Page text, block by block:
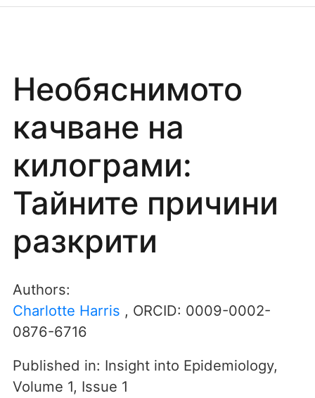
Необяснимото
качване на
килограми:
Тайните причини
разкрити
Authors:
Charlotte Harris , ORCID: 0009-0002-
0876-6716
Published in: Insight into Epidemiology,
Volume 1, Issue 1